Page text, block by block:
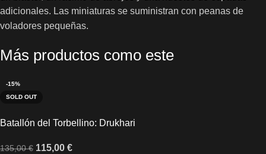
adicionales. Las miniaturas se suministran con peanas de
voladores pequeñas.
Más productos como este
-15%
SOLD OUT
Batallón del Torbellino: Drukhari
135,00€ 115,00 €